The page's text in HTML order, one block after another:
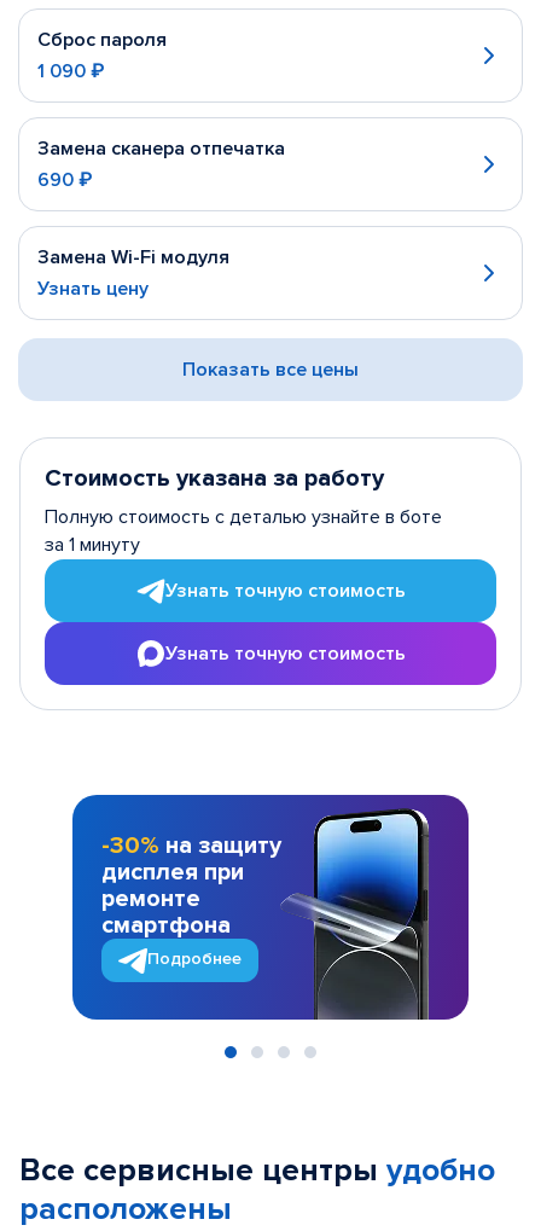
Сброс пароля
1 090 ₽
Замена сканера отпечатка
690 ₽
Замена Wi-Fi модуля
Узнать цену
Показать все цены
Стоимость указана за работу
Полную стоимость с деталью узнайте в боте
за 1 минуту
Узнать точную стоимость
Узнать точную стоимость
-30% на защиту
дисплея при
ремонте
смартфона
Подробнее
Все сервисные центры удобно
расположены